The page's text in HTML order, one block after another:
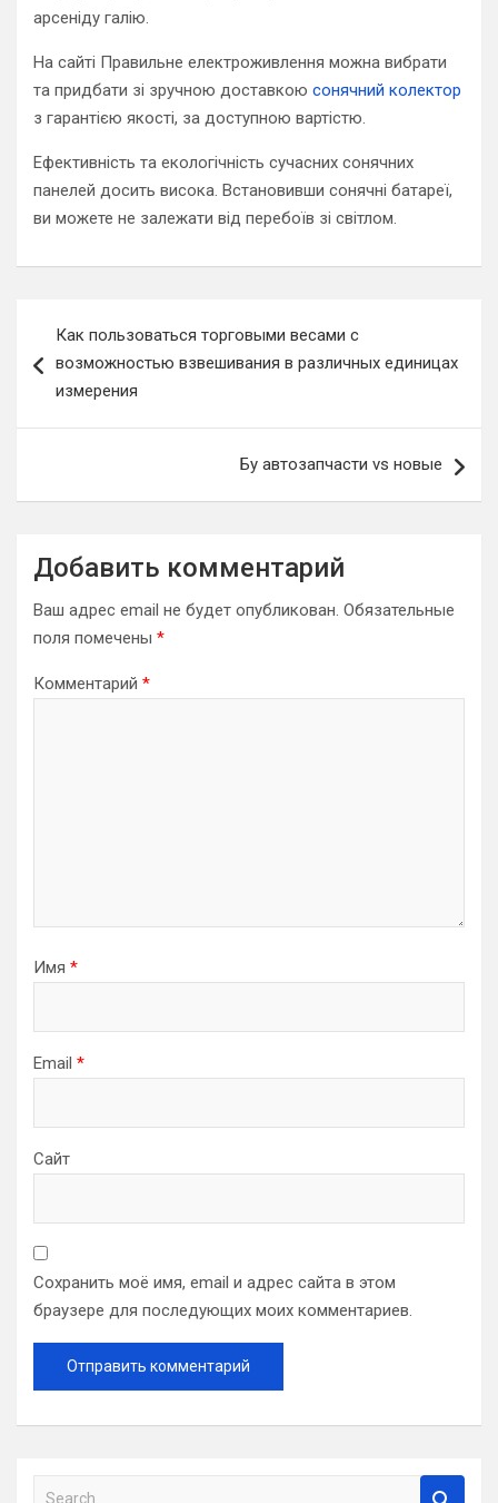
арсеніду галію.
На сайті Правильне електроживлення можна вибрати
та придбати зі зручною доставкою сонячний колектор
з гарантією якості, за доступною вартістю.
Ефективність та екологічність сучасних сонячних
панелей досить висока. Встановивши сонячні батареї,
ви можете не залежати від перебоїв зі світлом.
по
записям
Как пользоваться торговыми весами с
возможностью взвешивания в различных единицах
измерения
Бу автозапчасти vs новые
Добавить комментарий
Ваш адрес email не будет опубликован. Обязательные
поля помечены *
Комментарий *
Имя *
Email *
Сайт
Сохранить моё имя, email и адрес сайта в этом
браузере для последующих моих комментариев.